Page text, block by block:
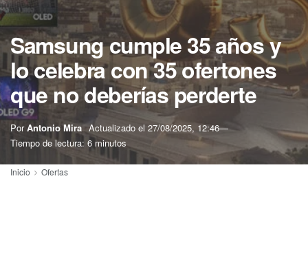
Samsung cumple 35 años y
lo celebra con 35 ofertones
que no deberías perderte
Por Antonio Mira Actualizado el 27/08/2025, 12:46
Tiempo de lectura: 6 minutos
Inicio Ofertas